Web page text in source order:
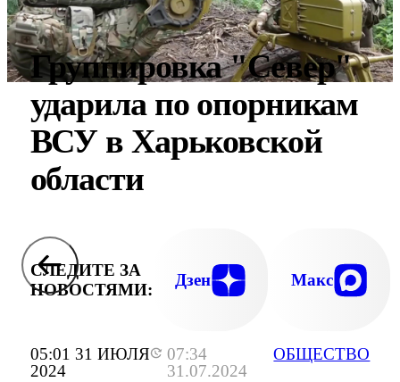
05:01 31 ИЮЛЯ
2024
07:34
31.07.2024
ОБЩЕСТВО
Группировка "Север"
ударила по опорникам
ВСУ в Харьковской
области
СЛЕДИТЕ ЗА
НОВОСТЯМИ:
Дзен Макс